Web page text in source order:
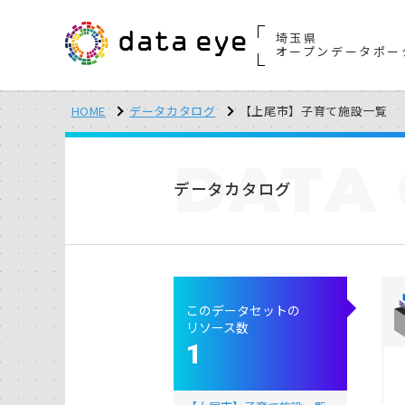
埼玉県
オープンデータポー
HOME データカタログ 【上尾市】子育て施設一覧
データカタログ
DATA
このデータセットの
リソース数
1